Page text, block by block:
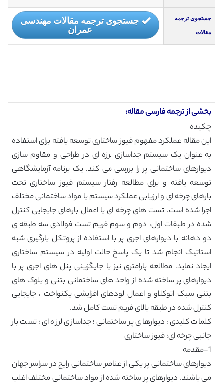
جستجوی ترجمه
مقالات
جستجوی ترجمه مقالات مهندسی
عمران
بخشی از ترجمه فارسی مقاله:
چکیده
این مقاله عملکرد مفهوم فیوز ساختاری توسعه یافته برای استفاده
به عنوان یک سیستم جداسازی لرزه ای در طراحی و مقاوم سازی
دیوارهای ساختمانی پر را بررسی می کند. یک برنامه آزمایشگاهی
توسعه یافته و برای مطالعه رفتار سیستم فیوز ساختاری تحت
بارهای چرخه ای و ارزیابی عملکرد سیستم با مواد ساختمانی مختلف
اجرا شده است. تست های چرخه ای با اعمال بارهای جابجایی کنترل
شده در طبقات اول، دوم و سوم فریم تست فولادی سه طبقه ی
دو دهانه با دیوارهای اجری پر با استفاده از پروتکل بارگیری شبه
استاتیک انجام شد تا یک پاسخ حالت اولیه در سیستم ساختاری
ایجاد نماید. مطالعه پارامتری نیز با جایگزینی پنل های اجری پر با
دیوارهای پر ساخته شده از واحد های ساختمانی بتنی و بلوک های
بتنی سبک اتوکلاو و اعمال لودهای افزایشی یکنواخت ، جایجایی
کنترل شده در طبقه بالای فریم تست کامل شد.
کلمات کلیدی: دیوارهای پر ساختمانی؛ جداسازی لرزه ای؛ تست بار
جانبی چرخه ای؛ فیوز ساختاری
1-مقدمه
دیوارهای ساختمانی پر یکی از عناصر ساختمانی رایج در سراسر جهان
می باشند. دیوارهای پر ساخته شده از مواد ساختمانی مختلف اغلب